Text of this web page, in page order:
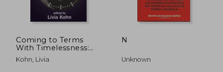
dcto.
Coming to Terms
With Timelessness:
Daoist Time in
Comparative
Kohn, Livia
N
Unknown